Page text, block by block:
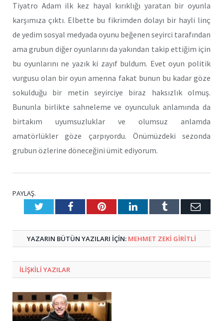
Tiyatro Adam ilk kez hayal kırıklığı yaratan bir oyunla
karşımıza çıktı. Elbette bu fikrimden dolayı bir hayli linç
de yedim sosyal medyada oyunu beğenen seyirci tarafından
ama grubun diğer oyunlarını da yakından takip ettiğim için
bu oyunlarını ne yazık ki zayıf buldum. Evet oyun politik
vurgusu olan bir oyun amenna fakat bunun bu kadar göze
sokulduğu bir metin seyirciye biraz haksızlık olmuş.
Bununla birlikte sahneleme ve oyunculuk anlamında da
birtakım uyumsuzluklar ve olumsuz anlamda
amatörlükler göze çarpıyordu. Önümüzdeki sezonda
grubun özlerine döneceğini ümit ediyorum.
PAYLAŞ.
TwitterFacebookPinterestLinkedInTumblr E-
YAZARIN BÜTÜN YAZILARI IÇIN: MEHMET ZEKI GIRITLI
ILIŞKILI YAZILAR